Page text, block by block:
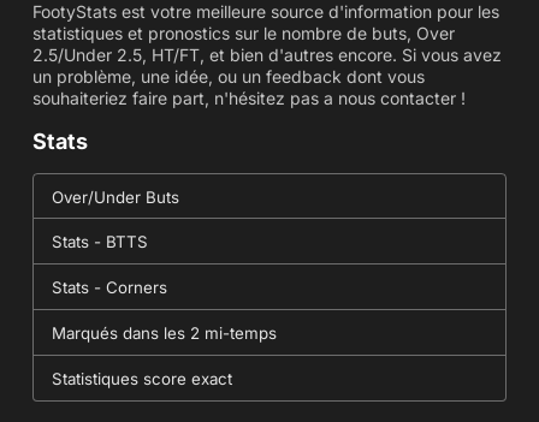
FootyStats est votre meilleure source d'information pour les
statistiques et pronostics sur le nombre de buts, Over
2.5/Under 2.5, HT/FT, et bien d'autres encore. Si vous avez
un problème, une idée, ou un feedback dont vous
souhaiteriez faire part, n'hésitez pas a nous contacter !
Stats
Over/Under Buts
Stats - BTTS
Stats - Corners
Marqués dans les 2 mi-temps
Statistiques score exact